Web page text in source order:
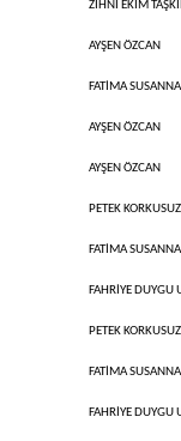
ZİHNİ EKİM
AYŞEN ÖZCAN
FATİMA
AYŞEN ÖZCAN
AYŞEN ÖZCAN
PETEK KORKUSUZ
FATİMA
FAHRİYE DUYGU
PETEK KORKUSUZ
FATİMA
FAHRİYE DUYGU